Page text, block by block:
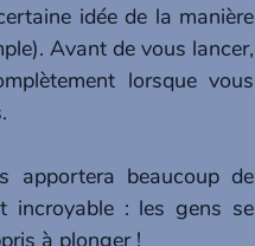
idée de la manière
Avant de vous lancer,
lorsque vous
apportera beaucoup de
incroyable : les gens se
à plonger !